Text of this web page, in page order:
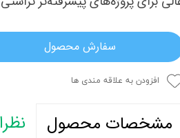
سفارش محصول
افزودن به علاقه مندی ها
مشخصات محصول